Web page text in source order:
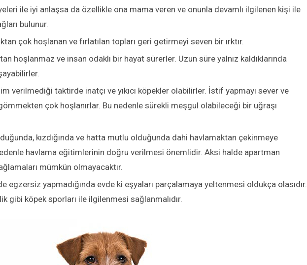
ile iyi anlaşsa da özellikle ona mama veren ve onunla devamlı ilgilenen kişi ile
bulunur.
çok hoşlanan ve fırlatılan topları geri getirmeyi seven bir ırktır.
hoşlanmaz ve insan odaklı bir hayat sürerler. Uzun süre yalnız kaldıklarında
verilmediği taktirde inatçı ve yıkıcı köpekler olabilirler. İstif yapmayı sever ve
çok hoşlanırlar. Bu nedenle sürekli meşgul olabileceği bir uğraşı
kızdığında ve hatta mutlu olduğunda dahi havlamaktan çekinmeye
havlama eğitimlerinin doğru verilmesi önemlidir. Aksi halde apartman
mümkün olmayacaktır.
egzersiz yapmadığında evde ki eşyaları parçalamaya yeltenmesi oldukça olasıdır.
gibi köpek sporları ile ilgilenmesi sağlanmalıdır.